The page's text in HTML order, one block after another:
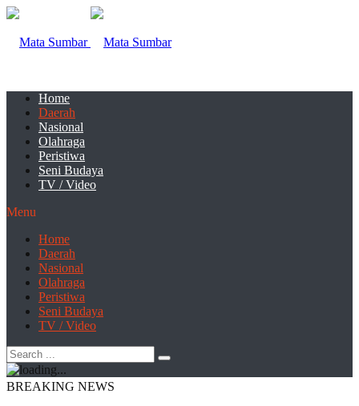
Home
Daerah
Nasional
Olahraga
Peristiwa
Seni Budaya
TV / Video
Menu
Home
Daerah
Nasional
Olahraga
Peristiwa
Seni Budaya
TV / Video
BREAKING NEWS